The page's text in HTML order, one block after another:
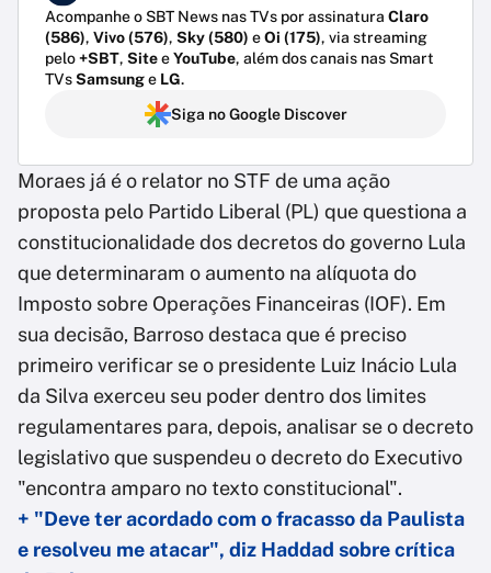
Acompanhe o SBT News nas TVs por assinatura Claro
(586), Vivo (576), Sky (580) eOi (175), via streaming
pelo+SBT, SiteeYouTube, além dos canais nas Smart
TVsSamsunge LG.
Siga no Google Discover
Moraes já é o relator no STF de uma ação
proposta pelo Partido Liberal (PL) que questiona a
constitucionalidade dos decretos do governo Lula
que determinaram o aumento na alíquota do
Imposto sobre Operações Financeiras (IOF). Em
sua decisão, Barroso destaca que é preciso
primeiro verificar se o presidente Luiz Inácio Lula
da Silva exerceu seu poder dentro dos limites
regulamentares para, depois, analisar se o decreto
legislativo que suspendeu o decreto do Executivo
"encontra amparo no texto constitucional".
+ "Deve ter acordado com o fracasso da Paulista
e resolveu me atacar", diz Haddad sobre crítica